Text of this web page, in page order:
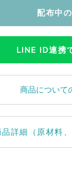
配布中
LINE ID連携
商品について
品詳細（原材料